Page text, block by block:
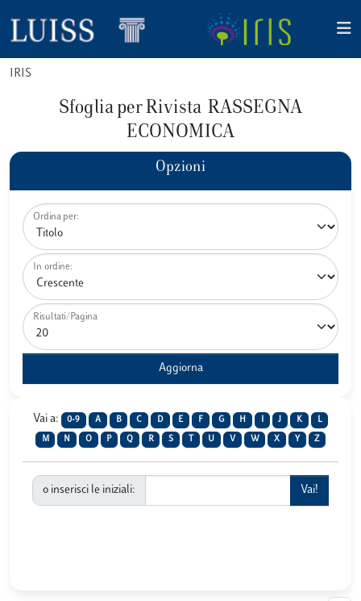
IRIS
Sfoglia per Rivista RASSEGNA
ECONOMICA
Opzioni
Ordina per:
In ordine:
Risultati/Pagina
Vai a: 0-9 A B C D E F G H J K L
M N O P Q R S U V W X Y Z
o inserisci le iniziali: